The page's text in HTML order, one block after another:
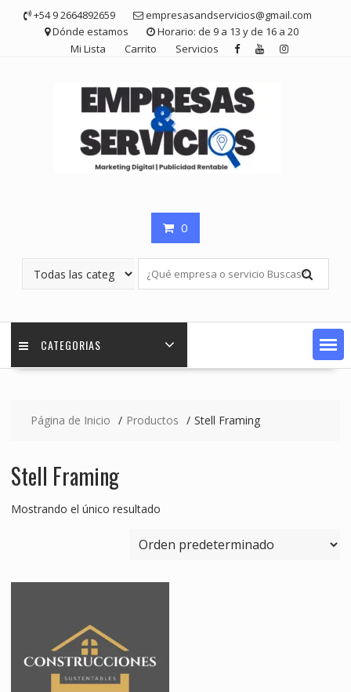
contenido
+54 9 2664892659
empresasandservicios@gmail.com
Dónde estamos
Horario: de 9 a 13 y de 16 a 20
Mi Lista
Carrito Servicios
0
CATEGORIAS
Página de Inicio Productos Stell Framing
Stell Framing
Mostrando el único resultado